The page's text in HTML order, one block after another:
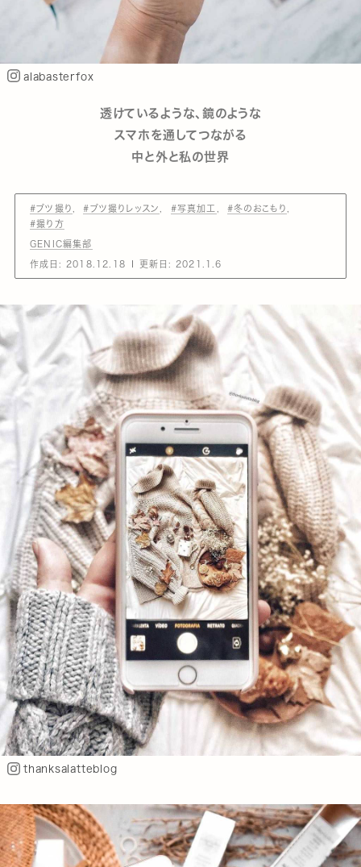
alabasterfox
透けているような、鏡のような
スマホを通してつながる
中と外と私の世界
#ブツ撮り #ブツ撮りレッスン #写真加工
#冬のおこもり
#撮り方
GENIC編集部
作成日: 2018.12.18 更新日: 2021.1.6
thanksalatteblog